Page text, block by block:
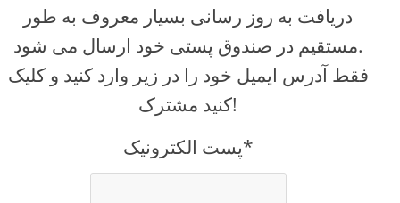
دریافت به روز رسانی بسیار معروف به طور
مستقیم در صندوق پستی خود ارسال می شود.
فقط آدرس ایمیل خود را در زیر وارد کنید و کلیک
کنید مشترک!
پست الکترونیک*